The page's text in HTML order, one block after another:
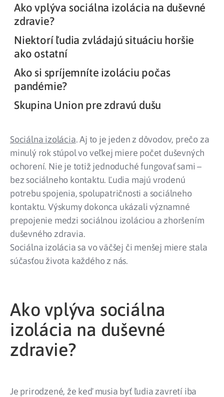
Ako vplýva sociálna izolácia na duševné
zdravie?
Niektorí ľudia zvládajú situáciu horšie
ako ostatní
Ako si spríjemníte izoláciu počas
pandémie?
Skupina Union pre zdravú dušu
Sociálna izolácia. Aj to je jeden z dôvodov, prečo za
minulý rok stúpol vo veľkej miere počet duševných
ochorení. Nie je totiž jednoduché fungovať sami –
bez sociálneho kontaktu. Ľudia majú vrodenú
potrebu spojenia, spolupatričnosti a sociálneho
kontaktu. Výskumy dokonca ukázali významné
prepojenie medzi sociálnou izoláciou a zhoršením
duševného zdravia.
Sociálna izolácia sa vo väčšej či menšej miere stala
súčasťou života každého z nás.
Ako vplýva sociálna
izolácia na duševné
zdravie?
Je prirodzené, že keď musia byť ľudia zavretí iba